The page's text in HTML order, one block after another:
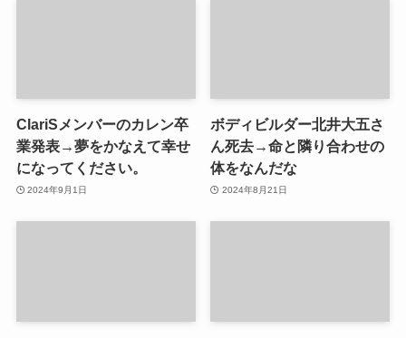
ClariSメンバーのカレン卒
業発表→夢をかなえて幸せ
になってください。
2024年9月1日
ボディビルダー北井大五さ
ん死去→命と隣り合わせの
体をなんだな
2024年8月21日